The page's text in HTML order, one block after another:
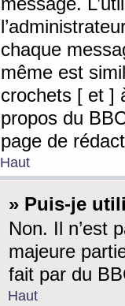
chaque
même est
crochets [ et ]
propos du
page de
Haut
» Puis-je
Non. Il n’est
majeure
fait par du
Haut